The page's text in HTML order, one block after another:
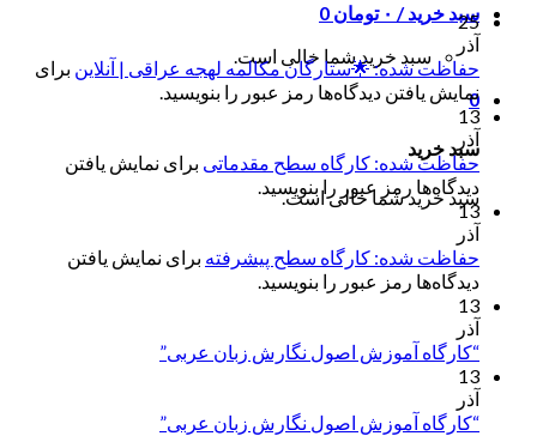
سبد خرید / ۰ تومان 0
سبد خرید شما خالی است.
0
سبد خرید
سبد خرید شما خالی است.
25
آذر
حفاظت شده: 🌟ستارگان مکالمه لهجه عراقی | آنلاین برای
نمایش یافتن دیدگاه‌ها رمز عبور را بنویسید.
13
آذر
حفاظت شده: کارگاه سطح مقدماتی برای نمایش یافتن
دیدگاه‌ها رمز عبور را بنویسید.
13
آذر
حفاظت شده: کارگاه سطح پیشرفته برای نمایش یافتن
دیدگاه‌ها رمز عبور را بنویسید.
13
آذر
“کارگاه آموزش اصول نگارش زبان عربی”
13
آذر
“کارگاه آموزش اصول نگارش زبان عربی”